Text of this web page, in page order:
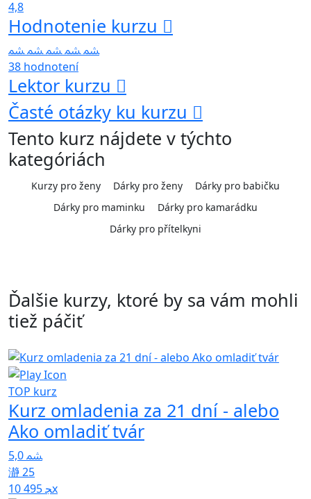
4,8
Hodnotenie kurzu
38 hodnotení
Lektor kurzu
Časté otázky ku kurzu
Tento kurz nájdete v týchto
kategóriách
Kurzy pro ženy Dárky pro ženy
Dárky pro babičku
Dárky pro maminku
Dárky pro kamarádku
Dárky pro přítelkyni
Ďalšie kurzy, ktoré by sa vám mohli
tiež páčiť
TOP kurz
Kurz omladenia za 21 dní - alebo
Ako omladiť tvár
5,0
25
10 495x